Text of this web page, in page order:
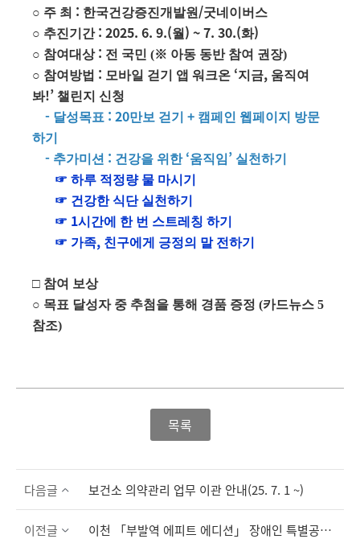
○ 주 최 : 한국건강증진개발원 /굿네이버스
○ 추진기간 : 2025. 6. 9.(월 ) ~ 7. 30.(화)
○ 참여대상 : 전 국민 (※ 아동 동반 참여 권장)
○ 참여방법 : 모바일 걷기 앱 워크온 ‘지금, 움직여
봐!’ 챌린지 신청
- 달성목표 : 20만보 걷기 + 캠페인 웹페이지 방문
하기
- 추가미션 : 건강을 위한 ‘움직임’ 실천하기
☞ 하루 적정량 물 마시기
☞ 건강한 식단 실천하기
☞ 1시간에 한 번 스트레칭 하기
☞ 가족, 친구에게 긍정의 말 전하기
□ 참여 보상
○ 목표 달성자 중 추첨을 통해 경품 증정 (카드뉴스 5
참조)
목록
다음글 보건소 의약관리 업무 이관 안내(25. 7. 1 ~)
이전글 이천 「부발역 에피트 에디션」 장애인 특별공급 안내